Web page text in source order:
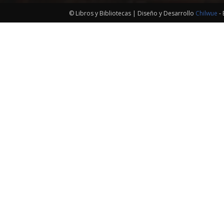
© Libros y Bibliotecas | Diseño y Desarrollo Chilwue -